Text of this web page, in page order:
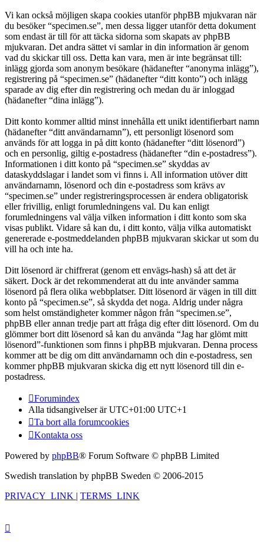
Vi kan också möjligen skapa cookies utanför phpBB mjukvaran när
du besöker “specimen.se”, men dessa ligger utanför detta dokument
som endast är till för att täcka sidorna som skapats av phpBB
mjukvaran. Det andra sättet vi samlar in din information är genom
vad du skickar till oss. Detta kan vara, men är inte begränsat till:
inlägg gjorda som anonym besökare (hädanefter “anonyma inlägg”),
registrering på “specimen.se” (hädanefter “ditt konto”) och inlägg
sparade av dig efter din registrering och medan du är inloggad
(hädanefter “dina inlägg”).
Ditt konto kommer alltid minst innehålla ett unikt identifierbart namn
(hädanefter “ditt användarnamn”), ett personligt lösenord som
används för att logga in på ditt konto (hädanefter “ditt lösenord”)
och en personlig, giltig e-postadress (hädanefter “din e-postadress”).
Informationen i ditt konto på “specimen.se” skyddas av
dataskyddslagar i landet som vi finns i. All information utöver ditt
användarnamn, lösenord och din e-postadress som krävs av
“specimen.se” under registreringsprocessen är endera obligatorisk
eller frivillig, enligt forumledningens val. Du kan enligt
forumledningens val välja vilken information i ditt konto som ska
visas publikt. Vidare så kan du, i ditt konto, välja vilka automatiskt
genererade e-postmeddelanden phpBB mjukvaran skickar ut som du
vill ha och inte ha.
Ditt lösenord är chiffrerat (genom ett envägs-hash) så att det är
säkert. Dock är det rekommenderat att du inte använder samma
lösenord på flera olika webbplatser. Ditt lösenord är vägen in till ditt
konto på “specimen.se”, så skydda det noga. Aldrig under några
som helst omständigheter kommer någon från “specimen.se”,
phpBB eller annan tredje part att fråga dig efter ditt lösenord. Om du
glömmer bort ditt lösenord så kan du använda “Jag har glömt mitt
lösenord”-funktionen som finns i phpBB mjukvaran. Denna process
kommer att be dig om ditt användarnamn och din e-postadress, sen
kommer phpBB mjukvaran skicka dig ett nytt lösenord till din e-
postadress.
Forumindex
Alla tidsangivelser är UTC+01:00 UTC+1
Ta bort alla forumcookies
Kontakta oss
Powered by phpBB® Forum Software © phpBB Limited
Swedish translation by phpBB Sweden © 2006-2015
PRIVACY_LINK | TERMS_LINK